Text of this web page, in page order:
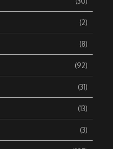
(2)
(8)
(92)
(31)
(13)
(3)